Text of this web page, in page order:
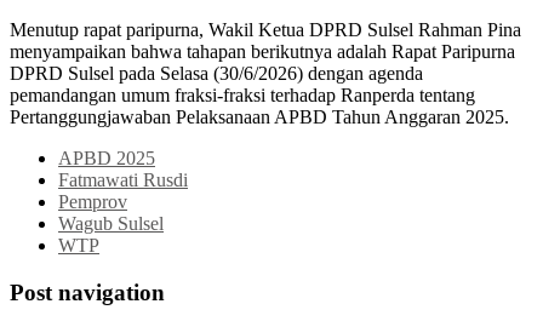
Menutup rapat paripurna, Wakil Ketua DPRD Sulsel Rahman Pina
menyampaikan bahwa tahapan berikutnya adalah Rapat Paripurna
DPRD Sulsel pada Selasa (30/6/2026) dengan agenda
pemandangan umum fraksi-fraksi terhadap Ranperda tentang
Pertanggungjawaban Pelaksanaan APBD Tahun Anggaran 2025.
APBD 2025
Fatmawati Rusdi
Pemprov
Wagub Sulsel
WTP
Post navigation